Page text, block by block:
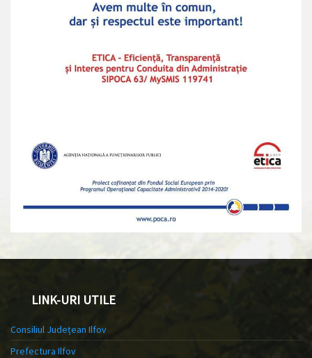
LINK-URI UTILE
Consiliul Județean Ilfov
Prefectura Ilfov